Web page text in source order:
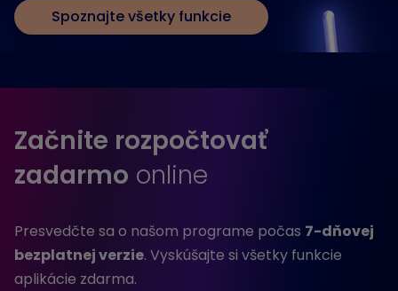
Spoznajte všetky funkcie
Začnite rozpočtovať
zadarmo online
Presvedčte sa o našom programe počas 7-dňovej
bezplatnej verzie. Vyskúšajte si všetky funkcie
aplikácie zdarma.